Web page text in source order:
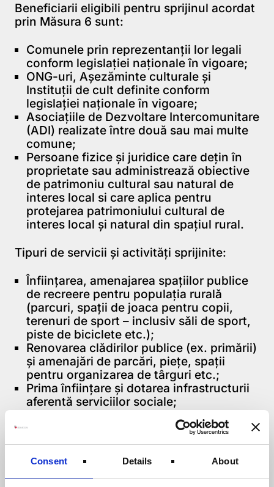
Consent Details About
Beneficiarii eligibili pentru sprijinul acordat
prin Măsura 6 sunt:
Comunele prin reprezentanții lor legali
conform legislației naționale în vigoare;
ONG-uri, Așezăminte culturale și
Instituții de cult definite conform
legislației naționale în vigoare;
Asociațiile de Dezvoltare Intercomunitare
(ADI) realizate între două sau mai multe
comune;
Persoane fizice și juridice care dețin în
proprietate sau administrează obiective
de patrimoniu cultural sau natural de
interes local si care aplica pentru
protejarea patrimoniului cultural de
interes local și natural din spațiul rural.
Tipuri de servicii și activități sprijinite:
Înființarea, amenajarea spațiilor publice
de recreere pentru populația rurală
(parcuri, spații de joaca pentru copii,
terenuri de sport – inclusiv săli de sport,
piste de biciclete etc.);
Renovarea clădirilor publice (ex. primării)
și amenajări de parcări, piețe, spații
pentru organizarea de târguri etc.;
Prima înființare și dotarea infrastructurii
aferentă serviciilor sociale;
Achiziționarea de microbuze care să
asigure transportul public pentru
comunitatea locală în zonele unde o
astfel de investiție nu este atractivă
pentru companiile private;
Achiziționarea de utilaje și echipamente